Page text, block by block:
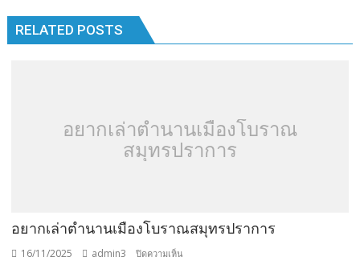
RELATED POSTS
อยากเล่าตำนานเมืองโบราณ
สมุทรปราการ
อยากเล่าตำนานเมืองโบราณสมุทรปราการ
16/11/2025 admin3 ปิดความเห็น